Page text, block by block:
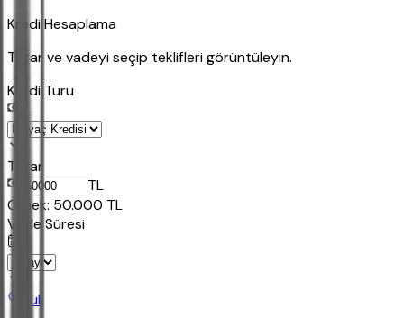
Kredi Hesaplama
Tutar ve vadeyi seçip teklifleri görüntüleyin.
Kredi Turu
Tutar
TL
Ornek: 50.000 TL
Vade Süresi
Bul